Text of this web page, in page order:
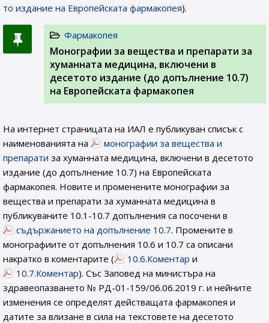
то издание на Европейската фармакопея).
Фармакопея
Монографии за вещества и препарати за
хуманната медицина, включени в
десетото издание (до допълнение 10.7)
на Европейската фармакопея
На интернет страницата на ИАЛ e публикуван списък с
наименованията на
монографии за вещества и
препарати за хуманната медицина, включени в десетото
издание (до допълнение 10.7) на Европейската
фармакопея. Новите и променените монографии за
вещества и препарати за хуманната медицина в
публикуваните 10.1-10.7 допълнения са посочени в
съдържанието на допълнение 10.7. Промените в
монографиите от допълнения 10.6 и 10.7 са описани
накратко в коментарите (
10.6.Коментар и
10.7.Коментар). Със Заповед на министъра на
здравеопазването № РД-01-159/06.06.2019 г. и нейните
изменения се определят действащата фармакопея и
датите за влизане в сила на текстовете на десетото